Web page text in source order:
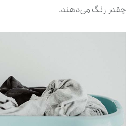
چقدر رنگ می‌دهند.